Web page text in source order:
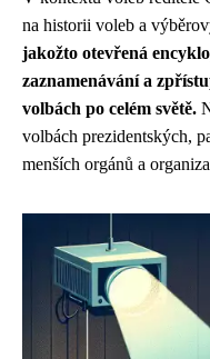
na historii voleb a
jakožto otevřená
zaznamenávání a
volbách po celém světě.
volbách prezidentských,
menších orgánů a